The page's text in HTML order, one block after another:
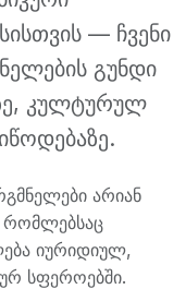
— ჩვენი
გუნდი
კულტურულ
არიან
რომლებსაც
იურიდიულ,
სფეროებში.